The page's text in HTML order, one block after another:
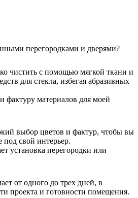
перегородками и дверями?
чистить с помощью мягкой ткани и
для стекла, избегая абразивных
фактуру материалов для моей
выбор цветов и фактур, чтобы вы
под свой интерьер.
установка перегородки или
от одного до трех дней, в
проекта и готовности помещения.